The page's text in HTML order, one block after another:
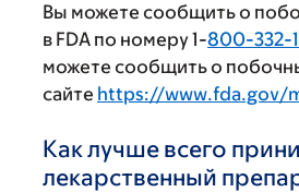
Вы можете сообщить о
в FDA по номеру 1-800-332-
можете сообщить о
сайте https://www.fda.gov/
Как лучше всего
лекарственный